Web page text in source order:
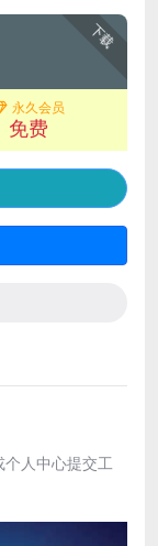
下载
永久会员
免费
个人中心提交工